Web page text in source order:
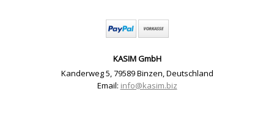
KASIM GmbH
Kanderweg 5,79589 Binzen,Deutschland
Email: info@kasim.biz